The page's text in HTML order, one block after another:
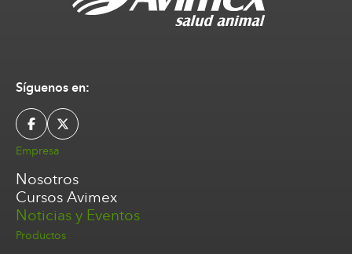
Síguenos en:
Empresa
Nosotros
Cursos Avimex
Noticias y Eventos
Productos